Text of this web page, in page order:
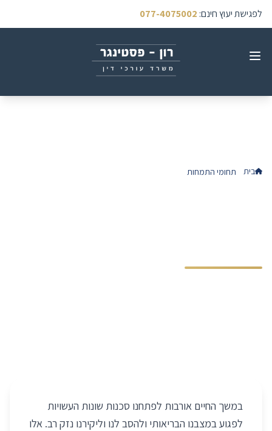
לפגישת יעוץ חינם:
077-4075002
בית תחומי התמחות
במשך החיים אורבות לפתחנו סכנות שונות העשויות
לפגוע במצבנו הבריאותי ולהסב לנו וליקירנו נזק רב. אלו